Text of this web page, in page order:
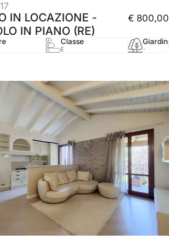
IN LOCAZIONE -
IN PIANO (RE)
€ 800,00
Classe
E -